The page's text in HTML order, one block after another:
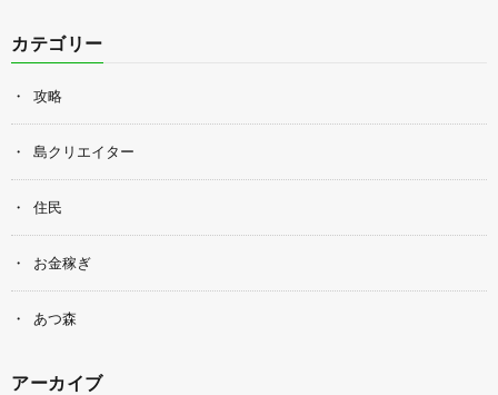
カテゴリー
攻略
島クリエイター
住民
お金稼ぎ
あつ森
アーカイブ